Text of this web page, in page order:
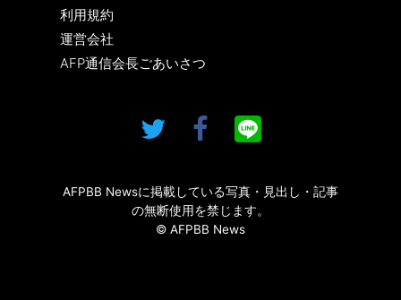
利用規約
運営会社
AFP通信会長ごあいさつ
AFPBB Newsに掲載している写真・見出し・記事
の無断使用を禁じます。
© AFPBB News